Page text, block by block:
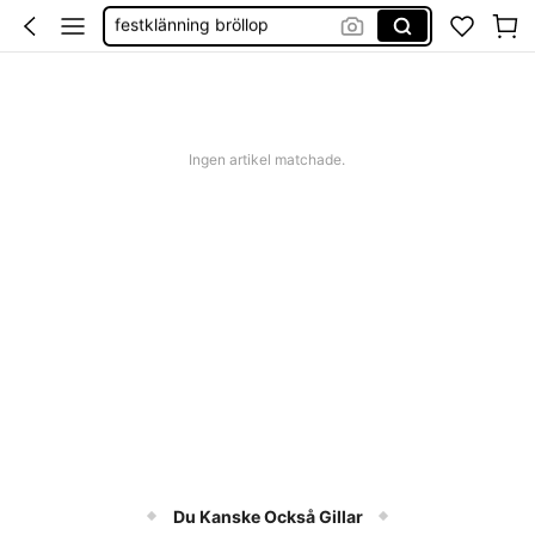
boho klänning
Ingen artikel matchade.
Du Kanske Också Gillar